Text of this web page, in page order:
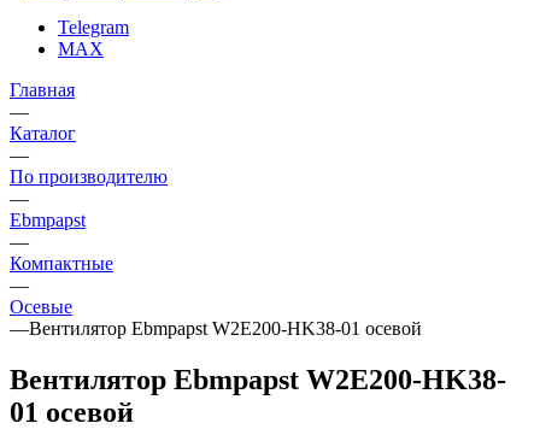
Telegram
MAX
Главная
—
Каталог
—
По производителю
—
Ebmpapst
—
Компактные
—
Осевые
—Вентилятор Ebmpapst W2E200-HK38-01 осевой
Вентилятор Ebmpapst W2E200-HK38-
01 осевой